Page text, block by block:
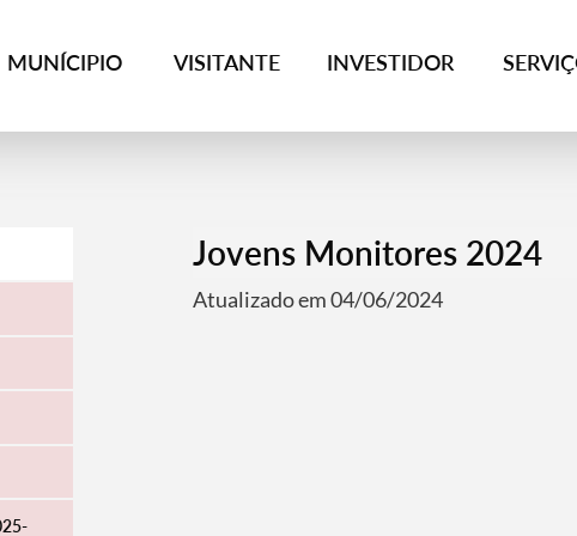
MUNÍCIPIO VISITANTE INVESTIDOR
Jovens Monitores 2024
Atualizado em 04/06/2024